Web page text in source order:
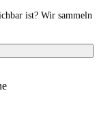
ist? Wir sammeln